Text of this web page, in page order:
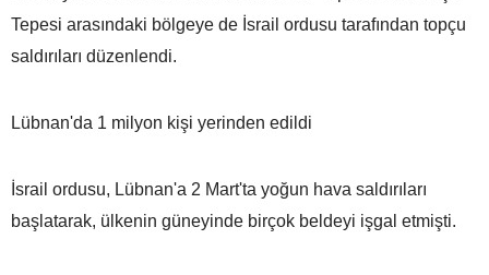
Tepesi arasındaki bölgeye de İsrail ordusu tarafından topçu
saldırıları düzenlendi.
Lübnan'da 1 milyon kişi yerinden edildi
İsrail ordusu, Lübnan'a 2 Mart'ta yoğun hava saldırıları
başlatarak, ülkenin güneyinde birçok beldeyi işgal etmişti.